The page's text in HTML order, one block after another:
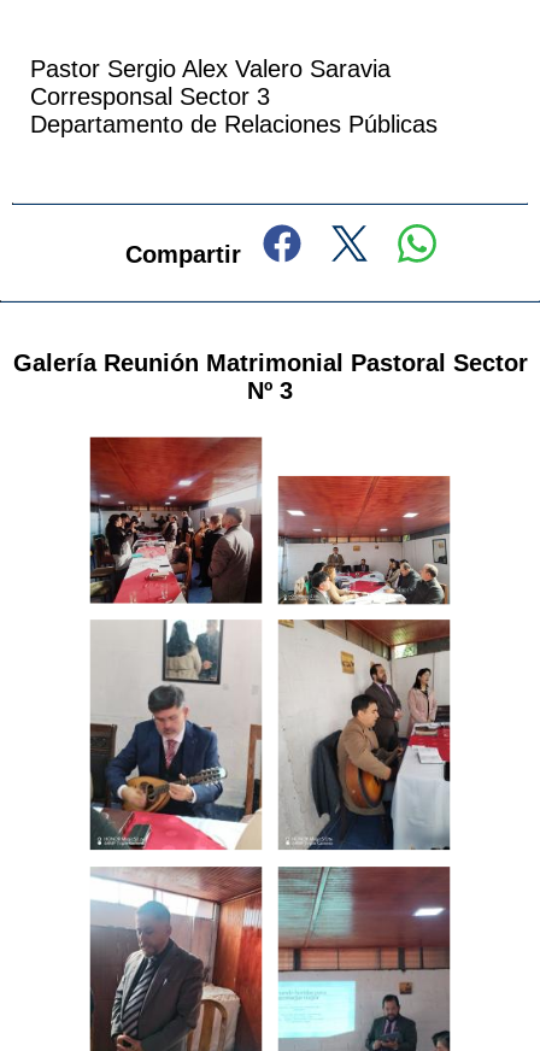
Pastor Sergio Alex Valero Saravia
Corresponsal Sector 3
Departamento de Relaciones Públicas
Compartir
Galería Reunión Matrimonial Pastoral Sector
Nº 3